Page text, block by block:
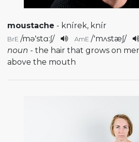
moustache - knírek, knír
BrE /mə'stɑ:ʃ/ AmE /'mʌstæʃ/
noun - the hair that grows on
above the mouth